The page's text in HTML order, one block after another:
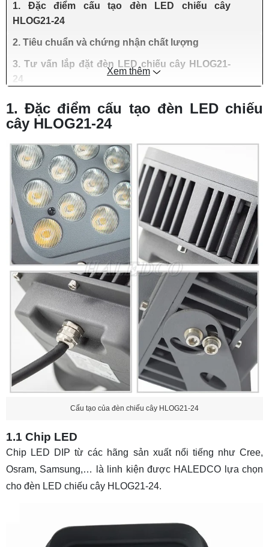
1. Đặc điểm cấu tạo đèn LED chiếu cây
HLOG21-24
2. Tiêu chuẩn và chứng nhận chất lượng
3. Tư vấn lắp đặt đèn LED chiếu cây HLOG21-
24
Xem thêm
1. Đặc điểm cấu tạo đèn LED chiếu
cây HLOG21-24
Cấu tạo của đèn chiếu cây HLOG21-24
1.1 Chip LED
Chip LED DIP từ các hãng sản xuất nổi tiếng như Cree,
Osram, Samsung,… là linh kiện được HALEDCO lựa chọn
cho đèn LED chiếu cây HLOG21-24.